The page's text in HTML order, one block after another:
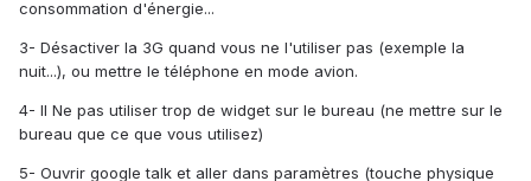
consommation d'énergie...
3- Désactiver la 3G quand vous ne l'utiliser pas (exemple la
nuit...), ou mettre le téléphone en mode avion.
4- Il Ne pas utiliser trop de widget sur le bureau (ne mettre sur le
bureau que ce que vous utilisez)
5- Ouvrir google talk et aller dans paramètres (touche physique